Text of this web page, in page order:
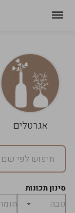
אגרטלים
סינון תכונות
עגלת
שלך
ניקוי
הסל
במארז
מחיר
לפני
₪0